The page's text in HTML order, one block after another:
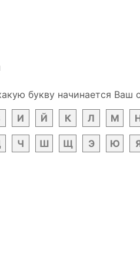
букву начинается Ваш
И Й К Л М
Ч Ш Щ Э Ю